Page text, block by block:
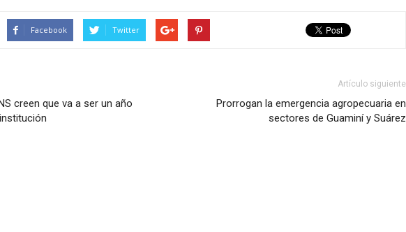
Facebook Twitter
creen que va a ser un año
Artículo siguiente
Prorrogan la emergencia agropecuaria en
sectores de Guaminí y Suárez